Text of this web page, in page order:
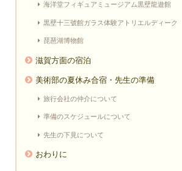
海洋堂フィギュアミュージアム黒壁龍遊館
黒壁十三號館ガラス体験アトリエルディーク
琵琶湖博物館
滋賀方面の宿泊
美術部の夏休み合宿・先生の準備
旅行会社の仲介について
準備のスケジュールについて
先生の下見について
おわりに